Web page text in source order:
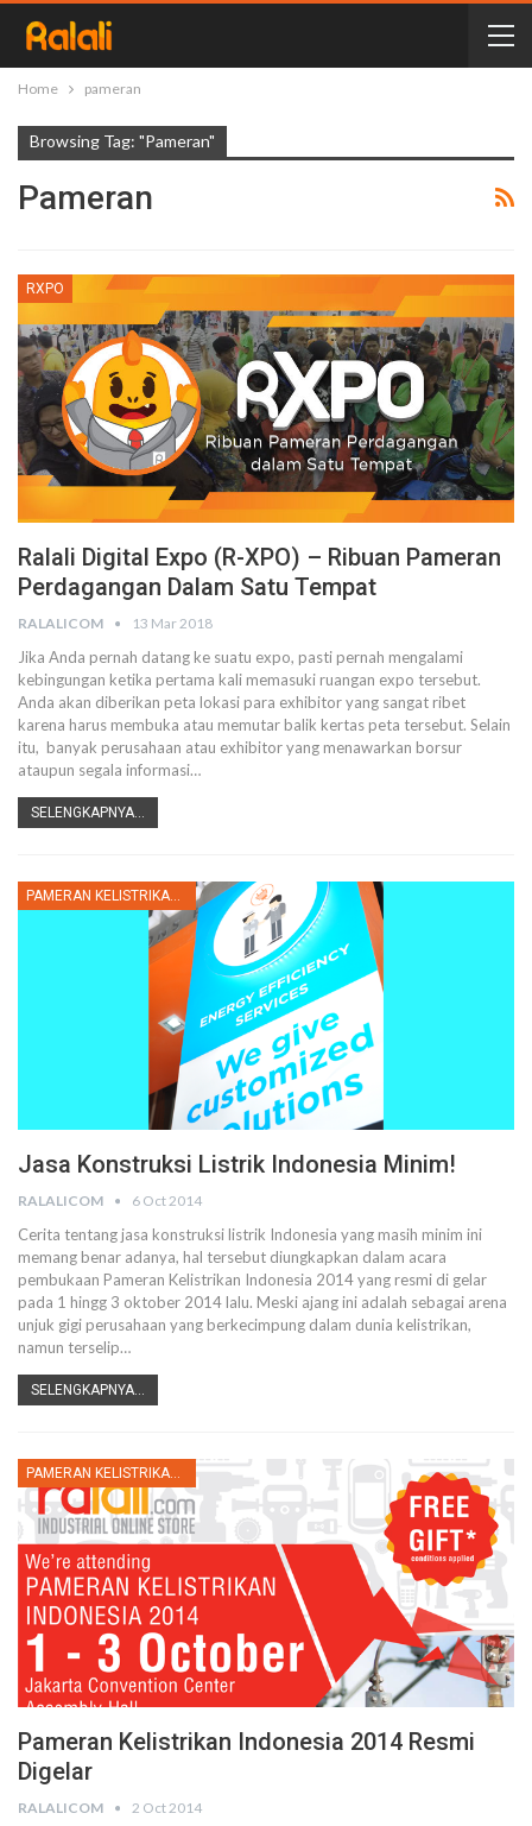
Home pameran
Browsing Tag: "pameran"
Pameran
RXPO
Ralali Digital Expo (R-XPO) – Ribuan Pameran
Perdagangan Dalam Satu Tempat
RALALICOM 13 Mar 2018
Jika Anda pernah datang ke suatu expo, pasti pernah mengalami
kebingungan ketika pertama kali memasuki ruangan expo tersebut.
Anda akan diberikan peta lokasi para exhibitor yang sangat ribet
karena harus membuka atau memutar balik kertas peta tersebut. Selain
itu, banyak perusahaan atau exhibitor yang menawarkan borsur
ataupun segala informasi…
SELENGKAPNYA...
PAMERAN KELISTRIKAN INDONESIA 2014
Jasa Konstruksi Listrik Indonesia Minim!
RALALICOM 6 Oct 2014
Cerita tentang jasa konstruksi listrik Indonesia yang masih minim ini
memang benar adanya, hal tersebut diungkapkan dalam acara
pembukaan Pameran Kelistrikan Indonesia 2014 yang resmi di gelar
pada 1 hingg 3 oktober 2014 lalu. Meski ajang ini adalah sebagai arena
unjuk gigi perusahaan yang berkecimpung dalam dunia kelistrikan,
namun terselip…
SELENGKAPNYA...
PAMERAN KELISTRIKAN INDONESIA 2014
Pameran Kelistrikan Indonesia 2014 Resmi
Digelar
RALALICOM 2 Oct 2014